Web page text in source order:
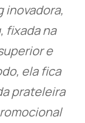
inovadora,
fixada na
e
ela fica
prateleira